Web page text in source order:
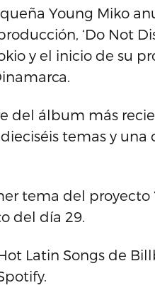
Young Miko
‘Do Not
y el inicio de su
del álbum más
temas y una
tema del proyecto
del día 29.
Latin Songs de